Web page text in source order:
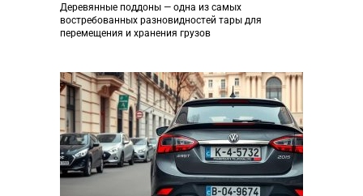
Деревянные поддоны — одна из самых
востребованных разновидностей тары для
перемещения и хранения грузов